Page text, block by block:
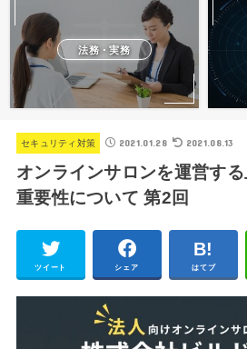
法務・実務
セキュリティ対策 2021.01.28 2021.08.13
オンラインサロンを運営す
重要性について 第2回
ツイート シェア はてブ